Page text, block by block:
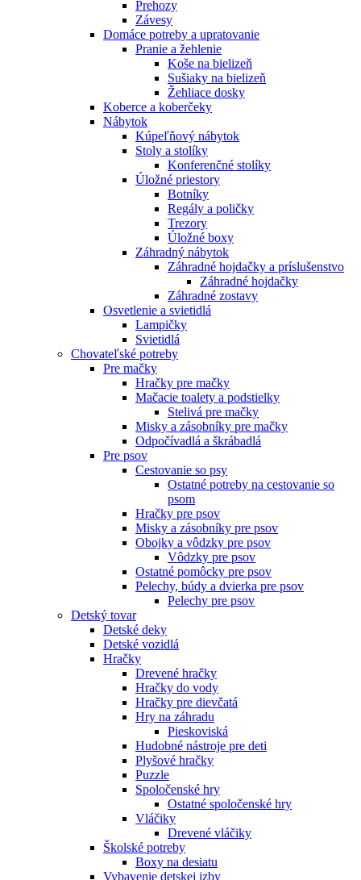
Prehozy
Závesy
Domáce potreby a upratovanie
Pranie a žehlenie
Koše na bielizeň
Sušiaky na bielizeň
Žehliace dosky
Koberce a koberčeky
Nábytok
Kúpeľňový nábytok
Stoly a stolíky
Konferenčné stolíky
Úložné priestory
Botníky
Regály a poličky
Trezory
Úložné boxy
Záhradný nábytok
Záhradné hojdačky a príslušenstvo
Záhradné hojdačky
Záhradné zostavy
Osvetlenie a svietidlá
Lampičky
Svietidlá
Chovateľské potreby
Pre mačky
Hračky pre mačky
Mačacie toalety a podstielky
Stelivá pre mačky
Misky a zásobníky pre mačky
Odpočívadlá a škrábadlá
Pre psov
Cestovanie so psy
Ostatné potreby na cestovanie so
psom
Hračky pre psov
Misky a zásobníky pre psov
Obojky a vôdzky pre psov
Vôdzky pre psov
Ostatné pomôcky pre psov
Pelechy, búdy a dvierka pre psov
Pelechy pre psov
Detský tovar
Detské deky
Detské vozidlá
Hračky
Drevené hračky
Hračky do vody
Hračky pre dievčatá
Hry na záhradu
Pieskoviská
Hudobné nástroje pre deti
Plyšové hračky
Puzzle
Spoločenské hry
Ostatné spoločenské hry
Vláčiky
Drevené vláčiky
Školské potreby
Boxy na desiatu
Vybavenie detskej izby